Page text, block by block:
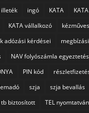
illeték ingó KATA
KATA vállalkozó kézműves
adózási kérdései
NAV folyószámla egyeztetés
PIN kód
szja
szja bevallás
tb biztosított
TEL